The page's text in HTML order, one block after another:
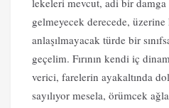
gelmeyecek derecede,
anlaşılmayacak türde bir
geçelim. Fırının kendi iç
verici, farelerin ayakaltında
sayılıyor mesela, örümcek